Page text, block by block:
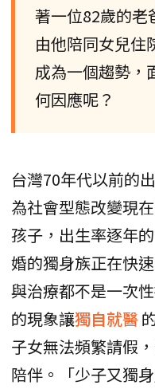
著一位82歲的老
由他陪同女兒住
成為一個趨勢，
何因應呢？
台灣70年代以前的
為社會型態改變現
孩子，出生率逐年
婚的獨身族正在快
與治療都不是一次
的現象讓獨自就醫
子女無法頻繁請假
陪伴。「少子又獨